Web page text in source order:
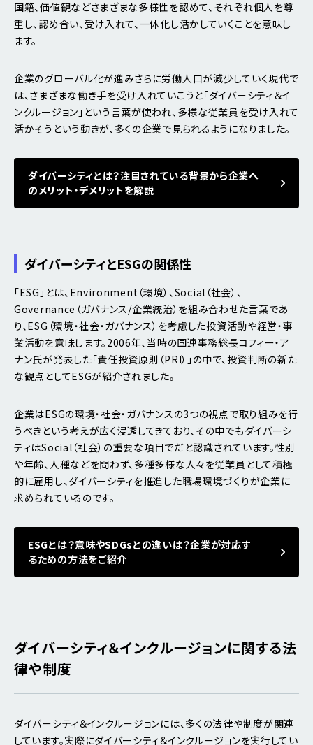
国籍、価値観などさまざまな多様性を認めて、それぞれ個人を尊
重し、認め合い、受け入れて、一体化し活かしていくことを意味し
ます。
企業のグローバル化が進みさらに労働人口が減少していく現代で
は、さまざまな働き手を受け入れていこうと「ダイバーシティ＆イ
ンクルージョン」という言葉が使われ、多様な従業員を受け入れて
活かそうという動きが、多くの企業で見られるようになりました。
ダイバーシティとは？注目されている背景から企業へ
のメリット・デメリットを解説
ダイバーシティとESGの関係性
「ESG」とは、Environment（環境）、Social（社会）、
Governance（ガバナンス/企業統治）を組み合わせた言葉であ
り、ESG（環境・社会・ガバナンス）を考慮した投資活動や経営・事
業活動を意味します。2006年、当時の国連事務総長コフィー・ア
ナン氏が発表した「責任投資原則（PRI）」の中で、投資判断の新た
な観点としてESGが紹介されました。
企業はESGの環境・社会・ガバナンスの3つの視点で取り組みを行
うべきという考えが広く浸透してきており、その中でもダイバーシ
ティはSocial（社会）の重要な項目でだと認識されています。性別
や年齢、人種などを問わず、多種多様な人々を従業員として積極
的に雇用し、ダイバーシティを推進した職場環境づくりが企業に
求められているのです。
ESGとは？意味やSDGsとの違いは？企業が対応す
るための方法をご紹介
ダイバーシティ＆インクルージョンに関する法
律や制度
ダイバーシティ＆インクルージョンには、多くの法律や制度が関連
しています。実際にダイバーシティ＆インクルージョンを実行してい